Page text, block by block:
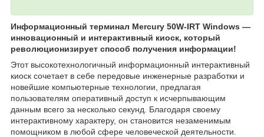
Информационный терминал Mercury 50W-IRT Windows —
инновационный и интерактивный киоск, который
революционизирует способ получения информации!
Этот высокотехнологичный информационный интерактивный
киоск сочетает в себе передовые инженерные разработки и
новейшие компьютерные технологии, предлагая
пользователям оперативный доступ к исчерпывающим
данным всего за несколько секунд. Благодаря своему
интерактивному характеру, он становится незаменимым
помощником в любой сфере человеческой деятельности.